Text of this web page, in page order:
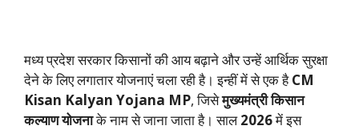
मध्य प्रदेश सरकार किसानों की आय बढ़ाने और उन्हें आर्थिक सुरक्षा
देने के लिए लगातार योजनाएं चला रही है। इन्हीं में से एक हैCM
Kisan Kalyan Yojana MP, जिसेमुख्यमंत्री किसान
कल्याण योजनाके नाम से जाना जाता है। साल2026में इस